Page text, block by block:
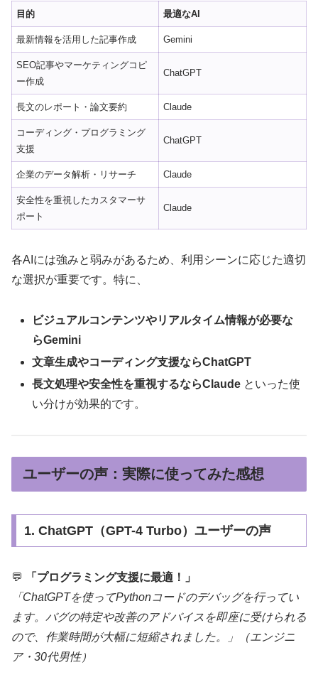
目的 最適なAI
最新情報を活用した記事作成 Gemini
SEO記事やマーケティングコピ
ー作成
ChatGPT
長文のレポート・論文要約 Claude
コーディング・プログラミング
支援
ChatGPT
企業のデータ解析・リサーチ Claude
安全性を重視したカスタマーサ
ポート
Claude
各AIには強みと弱みがあるため、利用シーンに応じた適切
な選択が重要です。特に、
ビジュアルコンテンツやリアルタイム情報が必要な
らGemini
文章生成やコーディング支援ならChatGPT
長文処理や安全性を重視するならClaude といった使
い分けが効果的です。
ユーザーの声：実際に使ってみた感想
1. ChatGPT（GPT-4 Turbo）ユーザーの声
💬
「プログラミング支援に最適！」
「ChatGPTを使ってPythonコードのデバッグを行ってい
ます。バグの特定や改善のアドバイスを即座に受けられる
ので、作業時間が大幅に短縮されました。」（エンジニ
ア・30代男性）